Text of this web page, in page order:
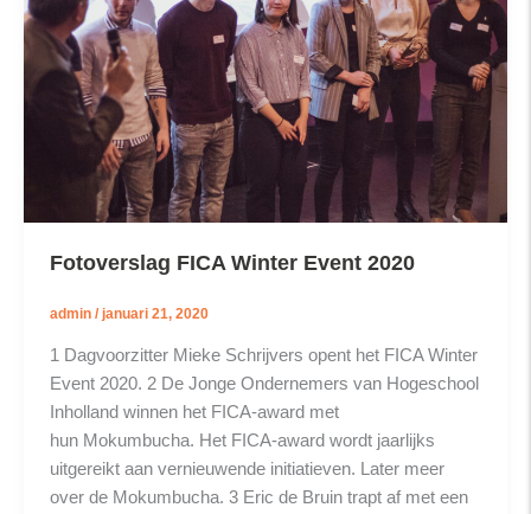
Fotoverslag FICA Winter Event 2020
admin /januari 21, 2020
1 Dagvoorzitter Mieke Schrijvers opent het FICA Winter
Event 2020. 2 De Jonge Ondernemers van Hogeschool
Inholland winnen het FICA-award met
hun Mokumbucha. Het FICA-award wordt jaarlijks
uitgereikt aan vernieuwende initiatieven. Later meer
over de Mokumbucha. 3 Eric de Bruin trapt af met een